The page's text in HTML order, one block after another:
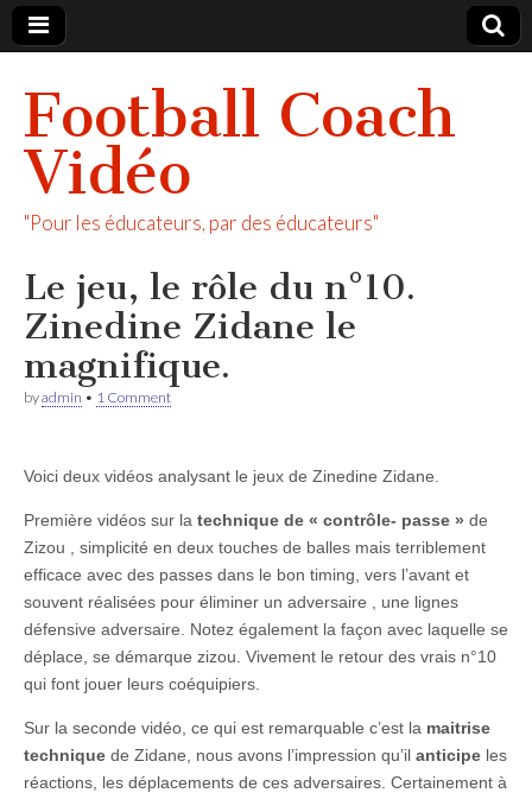
Football Coach
Vidéo
"Pour les éducateurs, par des éducateurs"
Le jeu, le rôle du n°10.
Zinedine Zidane le
magnifique.
byadmin • 1 Comment
Voici deux vidéos analysant le jeux de Zinedine Zidane.
Première vidéos sur la technique de « contrôle- passe » de
Zizou , simplicité en deux touches de balles mais terriblement
efficace avec des passes dans le bon timing, vers l’avant et
souvent réalisées pour éliminer un adversaire , une lignes
défensive adversaire. Notez également la façon avec laquelle se
déplace, se démarque zizou. Vivement le retour des vrais n°10
qui font jouer leurs coéquipiers.
Sur la seconde vidéo, ce qui est remarquable c’est la maitrise
technique de Zidane, nous avons l’impression qu’il anticipe les
réactions, les déplacements de ces adversaires. Certainement à